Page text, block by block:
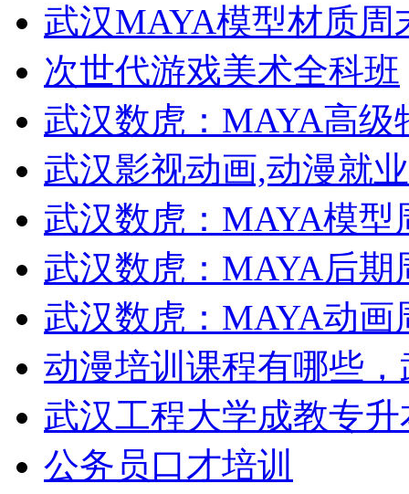
武汉MAYA模型材质周
次世代游戏美术全科班
武汉数虎：MAYA高级
武汉影视动画,动漫就
武汉数虎：MAYA模型
武汉数虎：MAYA后期
武汉数虎：MAYA动画
动漫培训课程有哪些
武汉工程大学成教专
公务员口才培训